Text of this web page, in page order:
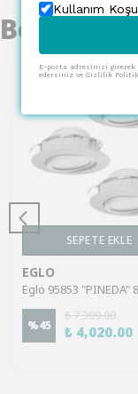
Benzer
SEPETE EKLE
EGLO
%45
₺ 7,309.00
₺ 4,020.00
Kullanım
E-posta adresinizi
edersiniz ve Gizlilik